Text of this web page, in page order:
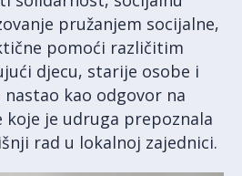
pružanjem socijalne,
pomoći različitim
djecu, starije osobe i
nastao kao odgovor na
je udruga prepoznala
rad u lokalnoj zajednici.